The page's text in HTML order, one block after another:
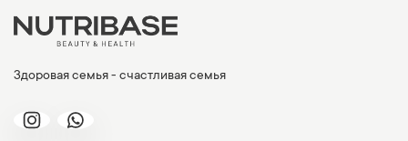
Здоровая семья - счастливая семья